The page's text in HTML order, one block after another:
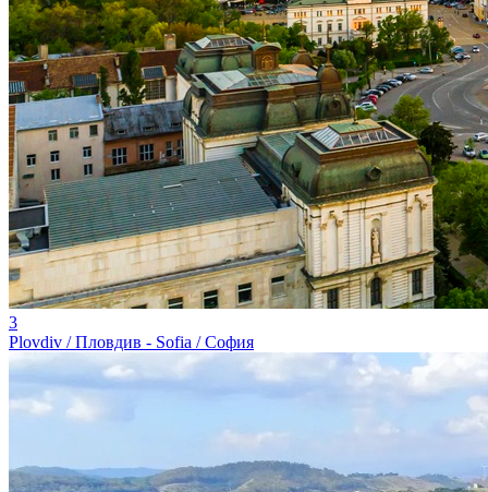
3
Plovdiv / Пловдив - Sofia / София